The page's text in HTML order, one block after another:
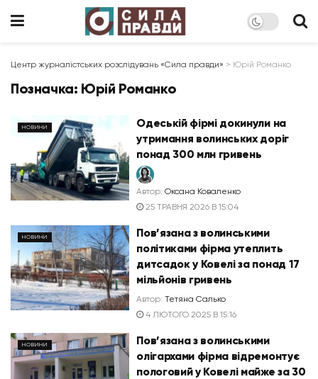
Центр журналістських розслідувань «Сила правди» > Юрій Романко
Позначка: Юрій Романко
НОВИНИ
Одеській фірмі докинули на
утримання волинських доріг
понад 300 млн гривень
Автор: Оксана Коваленко
25 ТРАВНЯ 2026 В 15:04
НОВИНИ
Пов’язана з волинськими
політиками фірма утеплить
дитсадок у Ковелі за понад 17
мільйонів гривень
Автор: Тетяна Салько
4 ЛЮТОГО 2025 В 15:16
НОВИНИ
Пов’язана з волинськими
олігархами фірма відремонтує
пологовий у Ковелі майже за 30